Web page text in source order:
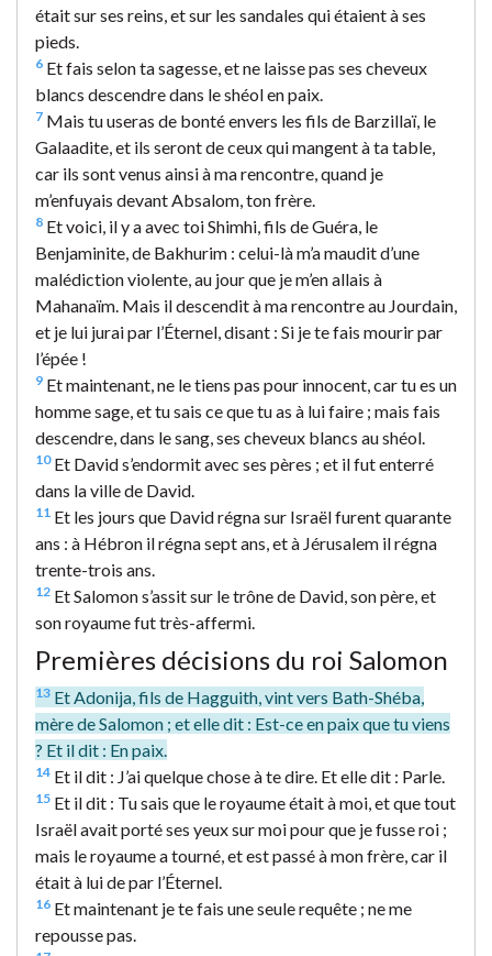
était sur ses reins, et sur les sandales qui étaient à ses
pieds.
6 Et fais selon ta sagesse, et ne laisse pas ses cheveux
blancs descendre dans le shéol en paix.
7 Mais tu useras de bonté envers les fils de Barzillaï, le
Galaadite, et ils seront de ceux qui mangent à ta table,
car ils sont venus ainsi à ma rencontre, quand je
m’enfuyais devant Absalom, ton frère.
8 Et voici, il y a avec toi Shimhi, fils de Guéra, le
Benjaminite, de Bakhurim : celui-là m’a maudit d’une
malédiction violente, au jour que je m’en allais à
Mahanaïm. Mais il descendit à ma rencontre au Jourdain,
et je lui jurai par l’Éternel, disant : Si je te fais mourir par
l’épée !
9 Et maintenant, ne le tiens pas pour innocent, car tu es un
homme sage, et tu sais ce que tu as à lui faire ; mais fais
descendre, dans le sang, ses cheveux blancs au shéol.
10Et David s’endormit avec ses pères ; et il fut enterré
dans la ville de David.
11 Et les jours que David régna sur Israël furent quarante
ans : à Hébron il régna sept ans, et à Jérusalem il régna
trente-trois ans.
12 Et Salomon s’assit sur le trône de David, son père, et
son royaume fut très-affermi.
Premières décisions du roi Salomon
13 Et Adonija, fils de Hagguith, vint vers Bath-Shéba,
mère de Salomon ; et elle dit : Est-ce en paix que tu viens
? Et il dit : En paix.
14 Et il dit : J’ai quelque chose à te dire. Et elle dit : Parle.
15 Et il dit : Tu sais que le royaume était à moi, et que tout
Israël avait porté ses yeux sur moi pour que je fusse roi ;
mais le royaume a tourné, et est passé à mon frère, car il
était à lui de par l’Éternel.
16 Et maintenant je te fais une seule requête ; ne me
repousse pas.